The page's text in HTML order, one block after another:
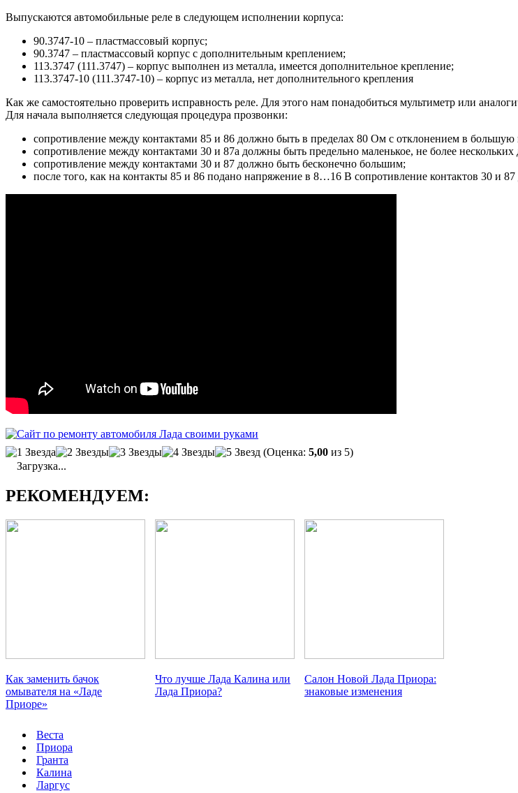
Выпускаются автомобильные реле в следующем исполнении корпуса:
90.3747-10 – пластмассовый корпус;
90.3747 – пластмассовый корпус с дополнительным креплением;
113.3747 (111.3747) – корпус выполнен из металла, имеется дополнительное крепление;
113.3747-10 (111.3747-10) – корпус из металла, нет дополнительного крепления
Как же самостоятельно проверить исправность реле. Для этого нам понадобиться мультиметр или
Для начала выполняется следующая процедура прозвонки:
сопротивление между контактами 85 и 86 должно быть в пределах 80 Ом с отклонением в
сопротивление между контактами 30 и 87а должны быть предельно маленькое, не более
сопротивление между контактами 30 и 87 должно быть бесконечно большим;
после того, как на контакты 85 и 86 подано напряжение в 8…16 В сопротивление контактов 30 и
(Оценка: 5,00 из 5)
Загрузка...
РЕКОМЕНДУЕМ:
Как заменить бачок
омывателя на «Ладе
Приоре»
Что лучше Лада Калина или
Лада Приора?
Салон Новой Лада Приора:
знаковые изменения
Веста
Приора
Гранта
Калина
Ларгус